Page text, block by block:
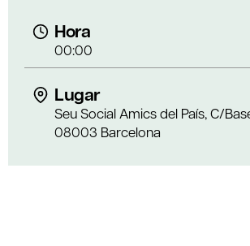
Hora
00:00
Lugar
Seu Social Amics del País, C/
08003 Barcelona